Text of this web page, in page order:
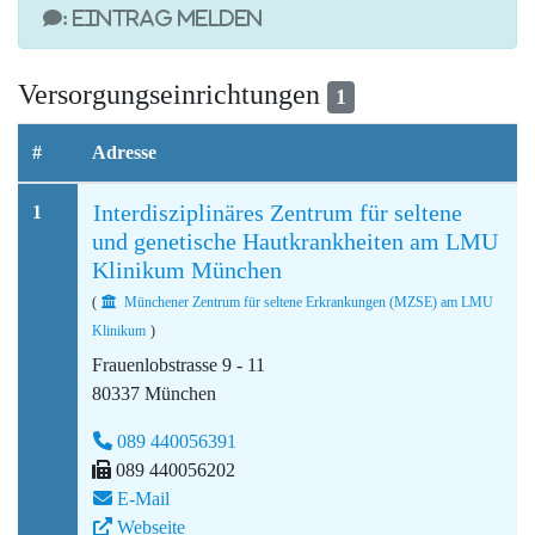
: Eintrag melden
Versorgungseinrichtungen 1
# Adresse
1
Interdisziplinäres Zentrum für seltene
und genetische Hautkrankheiten am LMU
Klinikum München
(
Münchener Zentrum für seltene Erkrankungen (MZSE) am LMU
Klinikum )
Frauenlobstrasse 9 - 11
80337 München
089 440056391
089 440056202
E-Mail
Webseite